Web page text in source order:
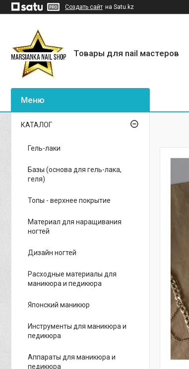
Создать сайт на Satu.kz
Товары для nail мастеров
КАТАЛОГ
Гель-лаки
Базы (основа для гель-лака,
геля)
Топы - верхнее покрытие
Материал для наращивания
ногтей
Дизайн ногтей
Расходные материалы для
маникюра и педикюра
Японский маникюр
Инструменты для маникюра и
педикюра
Аппараты для маникюра и
педикюра